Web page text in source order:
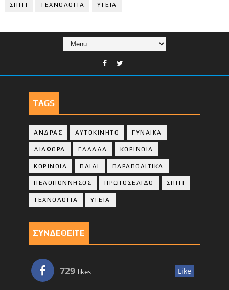
ΣΠΙΤΙ ΤΕΧΝΟΛΟΓΙΑ ΥΓΕΙΑ
TAGS
ΑΝΔΡΑΣ ΑΥΤΟΚΙΝΗΤΟ ΓΥΝΑΙΚΑ
ΔΙΑΦΟΡΑ ΕΛΛΑΔΑ ΚΟΡΙΝΘΙΑ
ΚΟΡΙΝΘΙA ΠΑΙΔΙ ΠΑΡΑΠΟΛΙΤΙΚΑ
ΠΕΛΟΠΟΝΝΗΣΟΣ ΠΡΩΤΟΣΕΛΙΔΟ ΣΠΙΤΙ
ΤΕΧΝΟΛΟΓΙΑ ΥΓΕΙΑ
ΣΥΝΔΕΘΕΙΤΕ
729 likes Like